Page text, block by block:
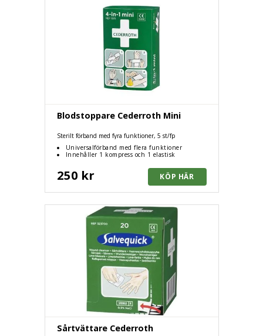
Blodstoppare Cederroth Mini
Sterilt förband med fyra funktioner, 5 st/fp
Universalförband med flera funktioner
Innehåller 1 kompress och 1 elastisk
250 kr
Sårtvättare Cederroth